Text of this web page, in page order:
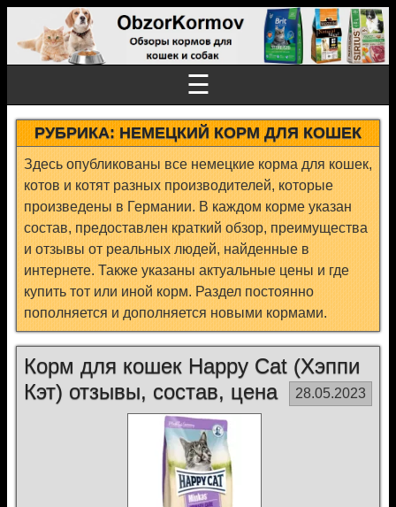
☰
РУБРИКА:НЕМЕЦКИЙ КОРМ ДЛЯ КОШЕК
Здесь опубликованы все немецкие корма для кошек,
котов и котят разных производителей, которые
произведены в Германии. В каждом корме указан
состав, предоставлен краткий обзор, преимущества
и отзывы от реальных людей, найденные в
интернете. Также указаны актуальные цены и где
купить тот или иной корм. Раздел постоянно
пополняется и дополняется новыми кормами.
Корм для кошек Happy Cat (Хэппи
Кэт) отзывы, состав, цена
28.05.2023